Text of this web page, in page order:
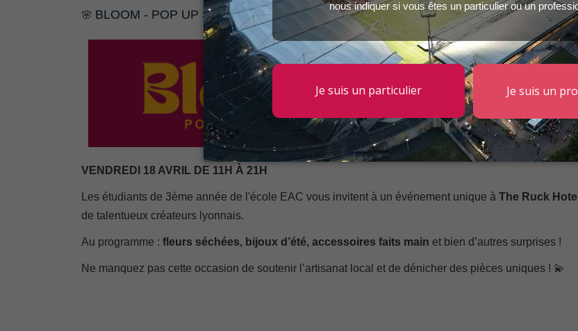
🌸 BLOOM - POP UP STORE
VENDREDI 18 AVRIL DE 11H À 21H
Les étudiants de 3ème année de l'école EAC vous invitent à un événement unique à The Ruck Hotel
de talentueux créateurs lyonnais.
Au programme : fleurs séchées, bijoux d’été, accessoires faits main et bien d’autres surprises !
Ne manquez pas cette occasion de soutenir l’artisanat local et de dénicher des pièces uniques ! 💫